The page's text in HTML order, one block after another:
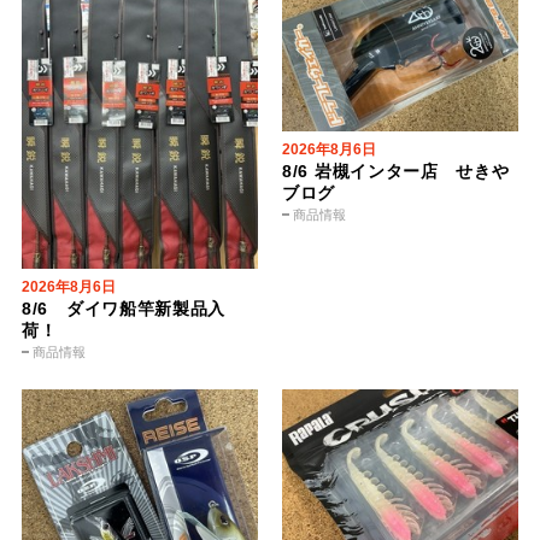
2026年8月6日
商品情報
8/6 ダイワ船竿新製品入
荷！
2026年8月6日
商品情報
8/6 岩槻インター店 せきや
ブログ